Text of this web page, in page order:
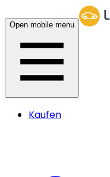
Open mobile menu
Kaufen